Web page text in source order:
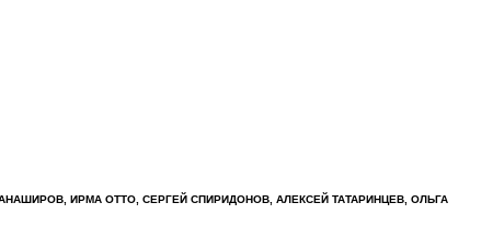
ИРМА ОТТО, СЕРГЕЙ СПИРИДОНОВ, АЛЕКСЕЙ ТАТАРИНЦЕВ, ОЛЬГА